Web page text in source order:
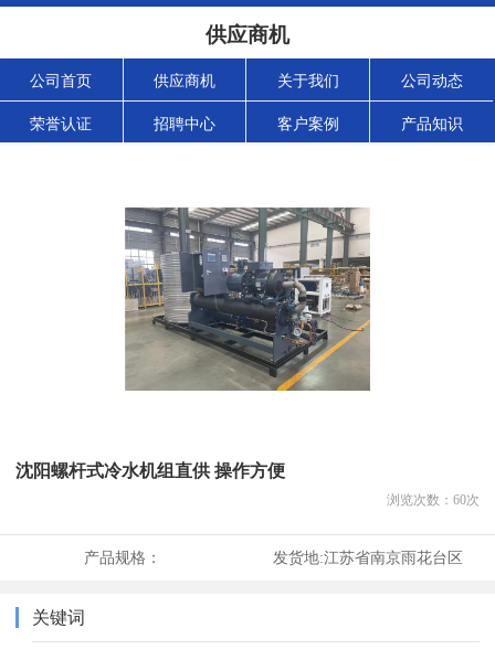
供应商机
公司首页 供应商机 关于我们 公司动态
荣誉认证 招聘中心 客户案例 产品知识
沈阳螺杆式冷水机组直供 操作方便
浏览次数： 60次
产品规格： 发货地:江苏省南京雨花台区
关键词